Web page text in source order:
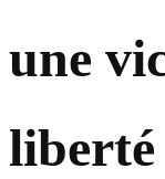
une
liberté